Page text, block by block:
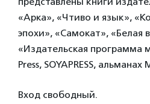
«Арка», «Чтиво и язык»,
эпохи», «Самокат», «Белая
«Издательская программа
Press, SOYAPRESS,
Вход свободный.